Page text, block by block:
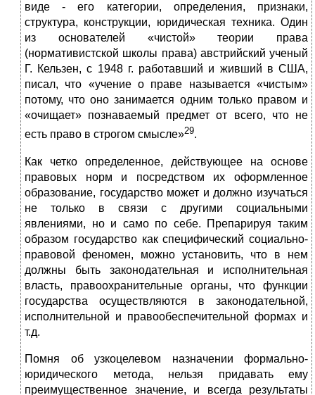
виде - его категории, определения, признаки,
структура, конструкции, юридическая техника. Один
из основателей «чистой» теории права
(нормативистской школы права) австрийский ученый
Г. Кельзен, с 1948 г. работавший и живший в США,
писал, что «учение о праве называется «чистым»
потому, что оно занимается одним только правом и
«очищает» познаваемый предмет от всего, что не
есть право в строгом смысле»29.
Как четко определенное, действующее на основе
правовых норм и посредством их оформленное
образование, государство может и должно изучаться
не только в связи с другими социальными
явлениями, но и само по себе. Препарируя таким
образом государство как специфический социально-
правовой феномен, можно установить, что в нем
должны быть законодательная и исполнительная
власть, правоохранительные органы, что функции
государства осуществляются в законодательной,
исполнительной и правообеспечительной формах и
т.д.
Помня об узкоцелевом назначении формально-
юридического метода, нельзя придавать ему
преимущественное значение, и всегда результаты